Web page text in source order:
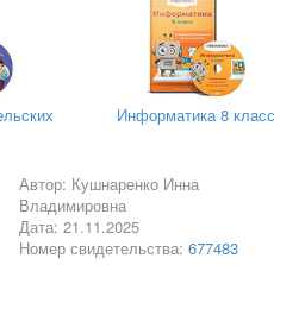
работы (Берестовых)
(Муромских)
Информатика 8 класс
Автор: Кушнаренко Инна
Владимировна
Дата: 21.11.2025
Номер свидетельства: 677483